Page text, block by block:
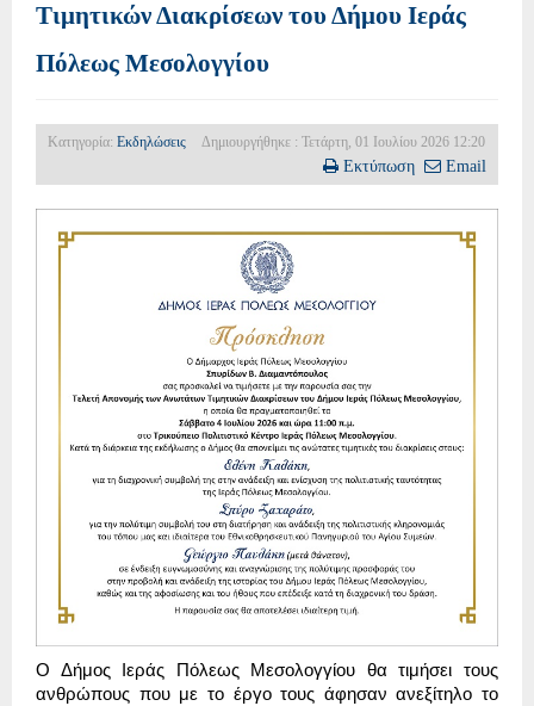
Τιμητικών Διακρίσεων του Δήμου Ιεράς
Πόλεως Μεσολογγίου
Κατηγορία: Εκδηλώσεις
Δημιουργήθηκε : Τετάρτη, 01 Ιουλίου 2026 12:20
Εκτύπωση
Email
Ο Δήμος Ιεράς Πόλεως Μεσολογγίου θα τιμήσει τους
ανθρώπους που με το έργο τους άφησαν ανεξίτηλο το